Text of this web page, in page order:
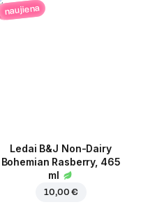
naujiena
Ledai B&J Non-Dairy
Bohemian Rasberry, 465
ml
10,00 €